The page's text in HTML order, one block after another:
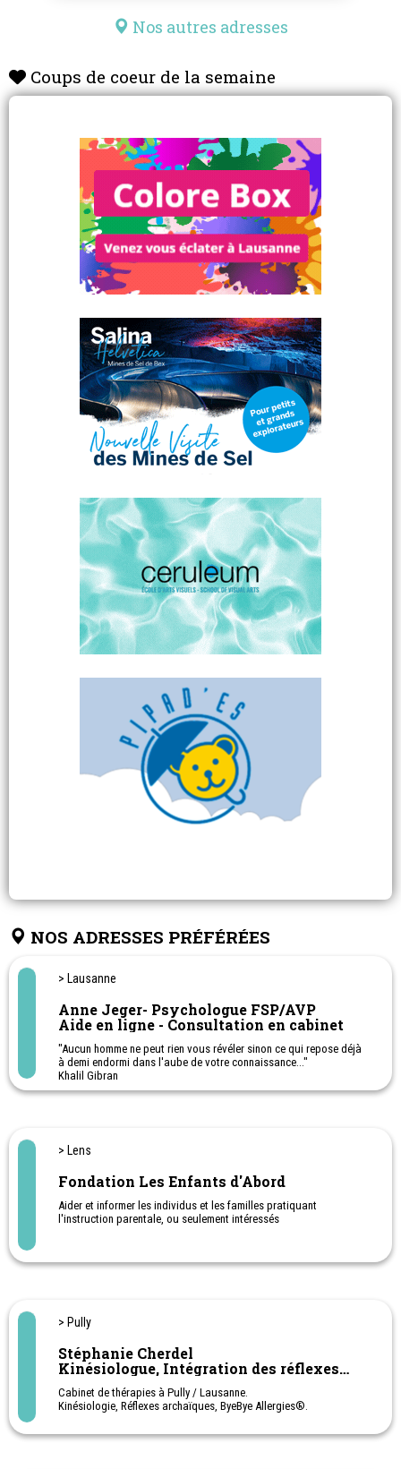
disant qu'elle n'a rien fait de mal. je suis en
pour ce genre de chose. Je suis inquète pour ma
fille, je ne sais pas quoi faire à part d'essayer de
situation.
Je vous remercie.
Nos autres adresses
Coups de coeur de la semaine
NOS ADRESSES PRÉFÉRÉES
> Lausanne
Anne Jeger- Psychologue FSP/AVP
Aide en ligne - Consultation en cabinet
"Aucun homme ne peut rien vous révéler sinon ce qui repose déjà
à demi endormi dans l'aube de votre connaissance..."
Khalil Gibran
> Lens
Fondation Les Enfants d'Abord
Aider et informer les individus et les familles pratiquant
l'instruction parentale, ou seulement intéressés
> Pully
Stéphanie Cherdel
Kinésiologue, Intégration des réflexes
archaïques
Cabinet de thérapies à Pully / Lausanne.
Kinésiologie, Réflexes archaïques, ByeBye Allergies®.